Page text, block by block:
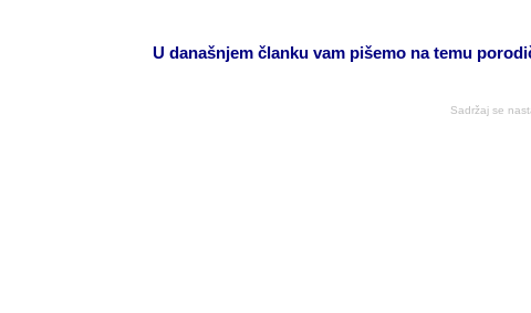
U današnjem članku vam pišemo na temu
Sadržaj se